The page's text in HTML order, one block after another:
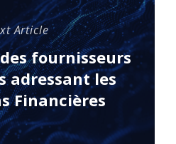
Article
fournisseurs
adressant les
Financières